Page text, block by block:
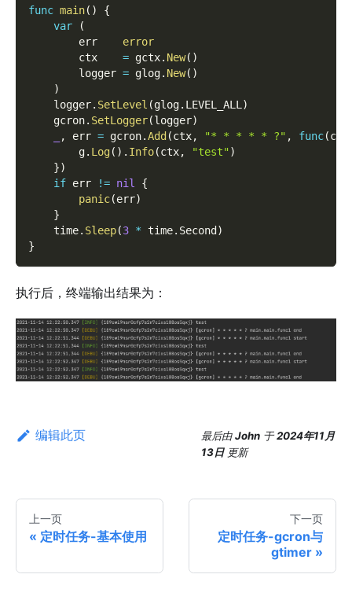
func main( )
{
var
(
        err
error
        ctx
= gctx. New( )
        logger
= glog. New( )
)
    logger
. SetLevel (glog. LEVEL_ALL )
    gcron
. SetLogger(logger)
, err = gcron.Add (ctx, "* * * * * ?" , func(ctx
        g
. Log( ) . Info(ctx, "test")
})
if err != nil
{
panic(err)
}
    time
. Sleep(3 * time. Second )
}
执行后，终端输出结果为：
编辑此页 最后由John 于2024年11月
13日 更新
上一页
定时任务-基本使用
下一页
定时任务-gcron与
gtimer